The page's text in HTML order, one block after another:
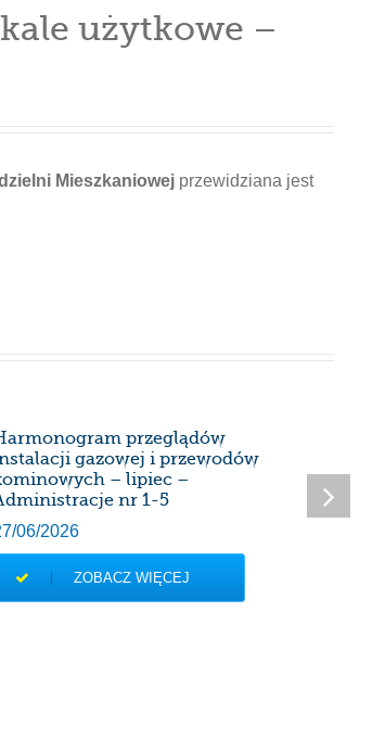
użytkowe –
Mieszkaniowej przewidziana jest
przeglądów
gazowej i przewodów
– lipiec –
nr 1-5
06/2026
ZOBACZ WIĘCEJ